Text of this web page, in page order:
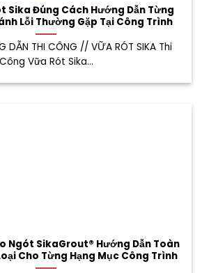
Sika Đúng Cách Hướng Dẫn Từng
Lỗi Thường Gặp Tại Công Trình
DẪN THI CÔNG // VỮA RÓT SIKA Thi
Công Vữa Rót Sika...
Ngót SikaGrout® Hướng Dẫn Toàn
Cho Từng Hạng Mục Công Trình